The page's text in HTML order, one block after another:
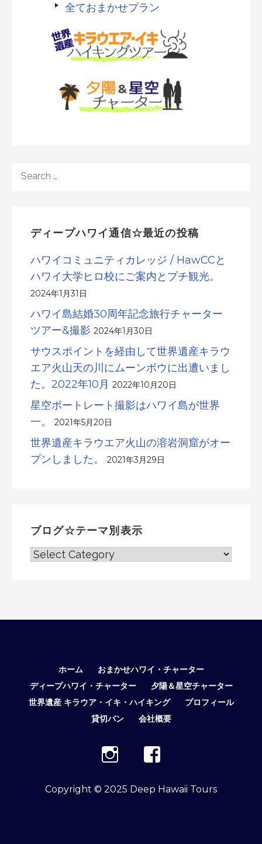
全ておまかせプラン
FOR:
ディープハワイ通信☆最近の投稿
ハワイコミュニティカレッジ / HawCCと
ハワイ大学ヒロ校にご案内とプチ観光。
2024年1月31日
ハワイ島結婚30周年記念旅行チャーター
ツアー&撮影 2024年1月30日
サウスポイントを経由して世界遺産キラウ
エア火山天の川にムーンボウに出遭いまし
た。2022年10月 2022年10月20日
星空ポートレート撮影はハワイ島が世界
一。
2021年5月20日
世界遺産キラウエア火山の溶岩洞窟がオー
プンしました。
2021年3月29日
ブログ☆テーマ別表示
ブ
示
ホーム
おまかせハワイ・チャーター
ディープハワイ・チャーター
夕陽＆星空チャーター
世界遺産 キラウア・イキ・ハイキング
プロフィール
貸切バン
会社概要
Copyright © 2025 Deep Hawaii Tours